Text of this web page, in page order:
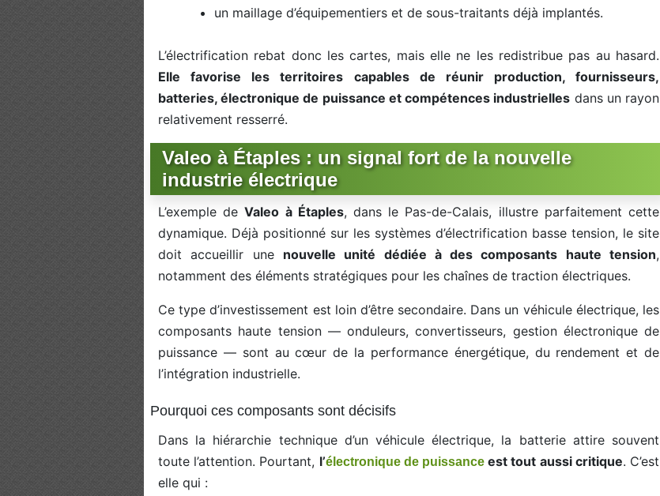
un maillage d’équipementiers et de sous-traitants déjà implantés.
L’électrification rebat donc les cartes, mais elle ne les redistribue pas au hasard.
Elle favorise les territoires capables de réunir production, fournisseurs,
batteries, électronique de puissance et compétences industrielles dans un rayon
relativement resserré.
Valeo à Étaples : un signal fort de la nouvelle
industrie électrique
L’exemple deValeo à Étaples, dans le Pas-de-Calais, illustre parfaitement cette
dynamique. Déjà positionné sur les systèmes d’électrification basse tension, le site
doit accueillir une nouvelle unité dédiée à des composants haute tension,
notamment des éléments stratégiques pour les chaînes de traction électriques.
Ce type d’investissement est loin d’être secondaire. Dans un véhicule électrique, les
composants haute tension — onduleurs, convertisseurs, gestion électronique de
puissance — sont au cœur de la performance énergétique, du rendement et de
l’intégration industrielle.
Pourquoi ces composants sont décisifs
Dans la hiérarchie technique d’un véhicule électrique, la batterie attire souvent
toute l’attention. Pourtant, l’électronique de puissance est tout aussi critique. C’est
elle qui :